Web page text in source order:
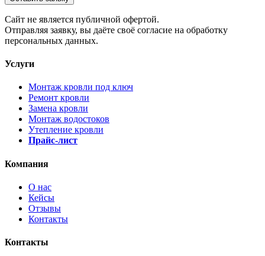
Cайт не является публичной офертой.
Отправляя заявку, вы даёте своё согласие на обработку
персональных данных.
Услуги
Монтаж кровли под ключ
Ремонт кровли
Замена кровли
Монтаж водостоков
Утепление кровли
Прайс-лист
Компания
О нас
Кейсы
Отзывы
Контакты
Контакты